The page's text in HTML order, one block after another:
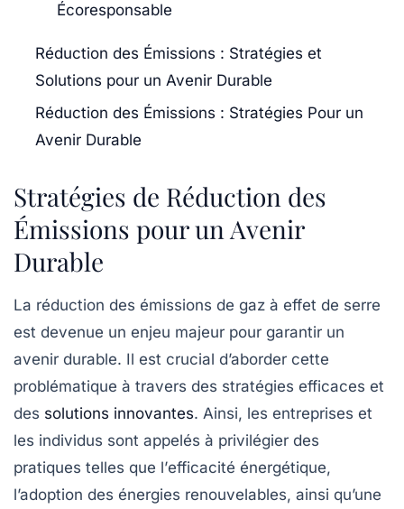
Écoresponsable
Réduction des Émissions : Stratégies et
Solutions pour un Avenir Durable
Réduction des Émissions : Stratégies Pour un
Avenir Durable
Stratégies de Réduction des
Émissions pour un Avenir
Durable
La réduction des émissions de gaz à effet de serre
est devenue un enjeu majeur pour garantir un
avenir durable. Il est crucial d’aborder cette
problématique à travers des stratégies efficaces et
des solutions innovantes. Ainsi, les entreprises et
les individus sont appelés à privilégier des
pratiques telles que l’efficacité énergétique,
l’adoption des énergies renouvelables, ainsi qu’une